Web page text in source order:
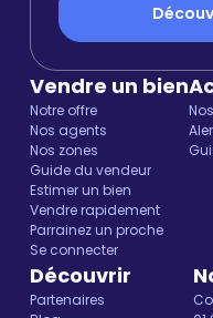
Vendre un bien
Notre offre
Nos agents
Nos zones
Guide du vendeur
Estimer un bien
Vendre rapidement
Parrainez un proche
Se connecter
Découvrir
Partenaires